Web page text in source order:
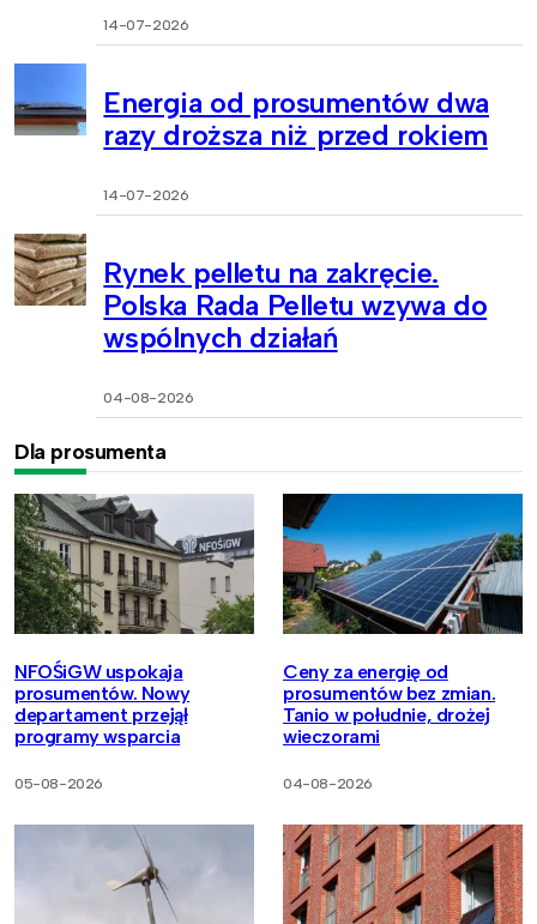
14-07-2026
Energia od prosumentów dwa
razy droższa niż przed rokiem
14-07-2026
Rynek pelletu na zakręcie.
Polska Rada Pelletu wzywa do
wspólnych działań
04-08-2026
Dla prosumenta
NFOŚiGW uspokaja
prosumentów. Nowy
departament przejął
programy wsparcia
05-08-2026
Ceny za energię od
prosumentów bez zmian.
Tanio w południe, drożej
wieczorami
04-08-2026